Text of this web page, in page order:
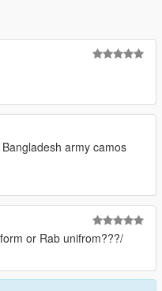
army camos
or Rab unifrom???/